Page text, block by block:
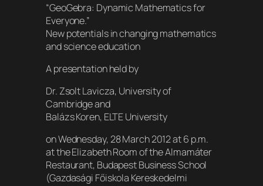
“GeoGebra: Dynamic Mathematics for
Everyone.”
New potentials in changing mathematics
and science education
A presentation held by
Dr. Zsolt Lavicza, University of
Cambridge and
Balázs Koren, ELTE University
on Wednesday, 28 March 2012 at 6 p.m.
at the Elizabeth Room of the Almamáter
Restaurant, Budapest Business School
(Gazdasági Főiskola Kereskedelmi